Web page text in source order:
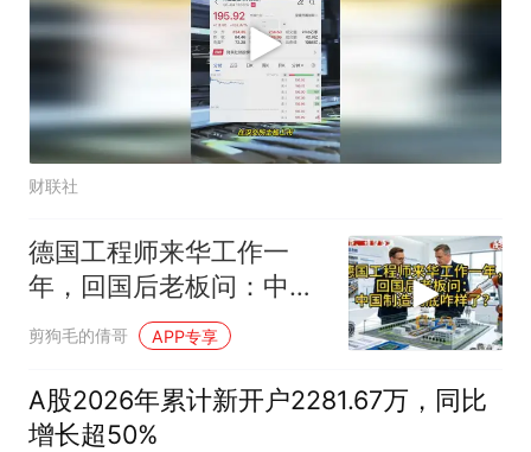
财联社
德国工程师来华工作一
年，回国后老板问：中国
制造到底咋样了？
剪狗毛的倩哥 APP专享
A股2026年累计新开户2281.67万，同比
增长超50%